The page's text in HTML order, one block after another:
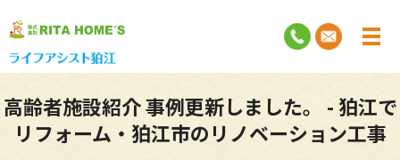
高齢者施設紹介 事例更新しました。 - 狛江で
リフォーム・狛江市のリノベーション工事